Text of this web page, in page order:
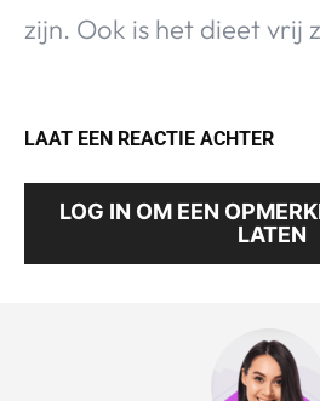
zijn. Ook is het dieet vrij
LAAT EEN REACTIE ACHTER
LOG IN OM EEN
LATEN